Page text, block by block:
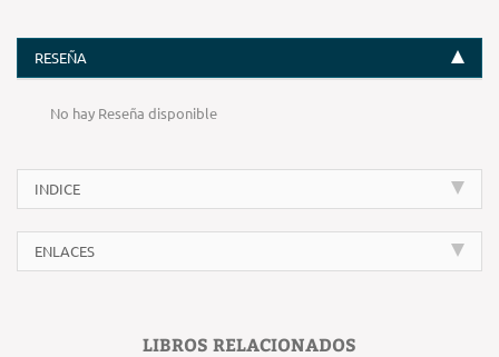
RESEÑA
No hay Reseña disponible
INDICE
ENLACES
LIBROS RELACIONADOS